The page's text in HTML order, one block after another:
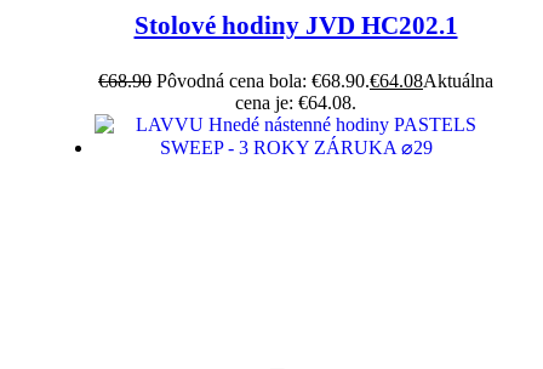
Stolové hodiny JVD HC202.1
€68.90 Pôvodná cena bola: €68.90.€64.08Aktuálna
cena je: €64.08.